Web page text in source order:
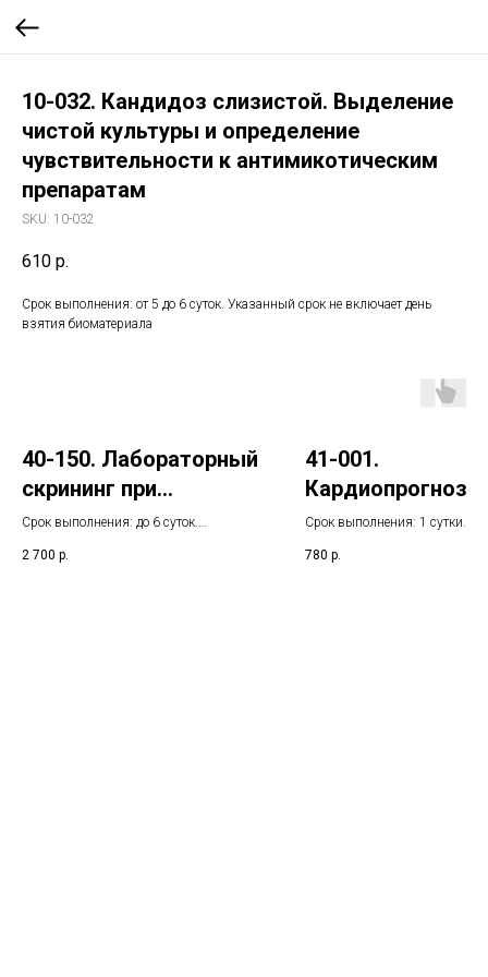
10-032. Кандидоз слизистой. Выделение
чистой культуры и определение
чувствительности к антимикотическим
препаратам
SKU: 10-032
610 р.
Срок выполнения: от 5 до 6 суток. Указанный срок не включает день
взятия биоматериала
40-150. Лабораторный
скрининг при
гирсутизме
Срок выполнения: до 6 суток.
взятия биоматериала
2 700 р.
41-001.
Кардиопрогноз
Срок выполнения: 1 сутки.
биоматериала
780 р.